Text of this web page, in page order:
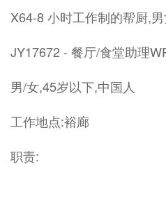
X64-8 小时工作制的帮厨,
JY17672 - 餐厅/食堂助理
男/女,45岁以下,中国人
工作地点:裕廊
职责: